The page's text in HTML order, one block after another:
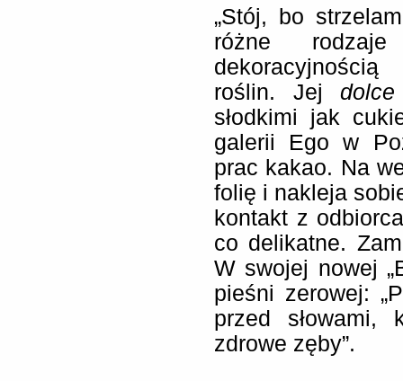
„Stój, bo
różne
roślin. Jej
słodkimi jak
galerii Ego w
prac kakao. Na
folię i nakleja
kontakt z
co delikatne.
W swojej nowej
pieśni zerowej:
przed słowami,
zdrowe zęby”.